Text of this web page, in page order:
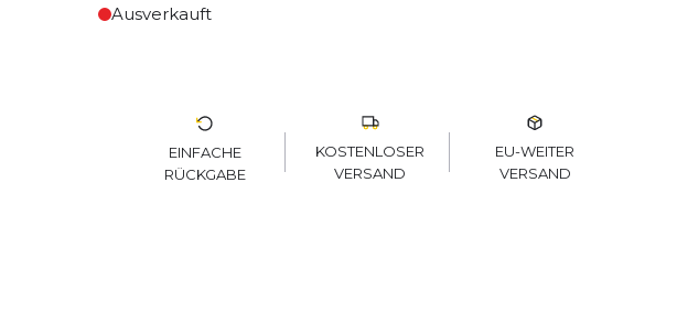
Ausverkauft
EINFACHE
RÜCKGABE
KOSTENLOSER
VERSAND
EU-WEITER
VERSAND